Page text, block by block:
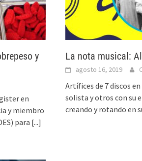
y
en
y miembro
para [...]
La nota musical:
agosto 16, 2019
Artífices de 7 discos
solista y otros con su
creando y rotando en